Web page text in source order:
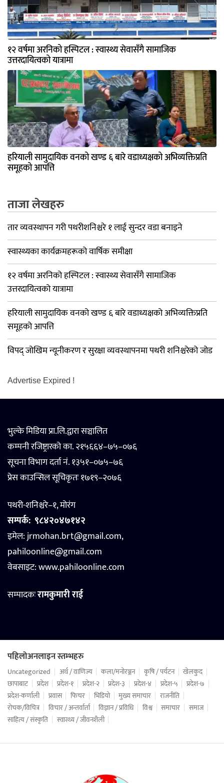
१२ वर्षमा अरनिको हस्पिटल : स्वास्थ्य सेवासँगै सामाजिक
उत्तरदायित्वको यात्रामा
हरियाली सामुदायिक वनको खण्ड ६ बारे वडाध्यक्षको अभिव्यक्तिप्रति
समूहको आपत्ति
ताजा लेखहरु
तार व्यवस्थापन गरी पथरीशनिश्चरे १ लाई सुन्दर वडा बनाइने
स्वास्थ्यका कार्यक्रमहरूको वार्षिक समीक्षा
१२ वर्षमा अरनिको हस्पिटल : स्वास्थ्य सेवासँगै सामाजिक
उत्तरदायित्वको यात्रामा
हरियाली सामुदायिक वनको खण्ड ६ बारे वडाध्यक्षको अभिव्यक्तिप्रति
समूहको आपत्ति
विपद् जोखिम न्यूनीकरण र सुरक्षा व्यवस्थापनमा पथरी शनिश्चरेको जोड
Advertise Expired !
भुल्के मिडिया प्रा.लि.द्वारा सञ्चालित
कम्पनी रजिष्ट्रारको का. २१५६६४–७५–०७६
सूचना विभाग दर्ता नं. १३५१–०७५–७६
प्रेस काउन्सिल सूचिकृतः १७१९–२०७६
पथरी-शनिश्चरे–१, मोरंग
सम्पर्क: ९८४२०४७१४२
इमेल: jrmohan.brt@gmail.com,
pahiloonline@gmail.com
वेबसाइट:www.pahiloonline.com
सम्पादकःरामकुमारी राई
पहिलोअनलाइन स्तम्भहरु
Uncategorized अर्थ / वाणिज्य कला/मनोरञ्जन कृषि / पर्यटन
खेलकुद
छापाबाट
प्रदेश प्रदेश-१ प्रदेश-२ प्रदेश-३ प्रदेश-४ प्रदेश-५
प्रदेश-७
प्रदेश-कर्णाली
प्रवास फिचर भिडियो मुख्य समाचार
राजनीति
रोचक/विचित्र
विचार / अन्तर्वार्ता विज्ञान / प्रविधि विश्व समाचार
समाज
साहित्य / संस्कृति
स्वास्थ्य / जीवनशैली